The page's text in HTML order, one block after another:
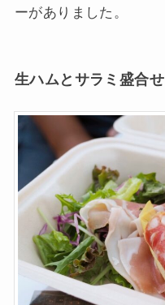
ーがありました。
生ハムとサラミ盛合せ